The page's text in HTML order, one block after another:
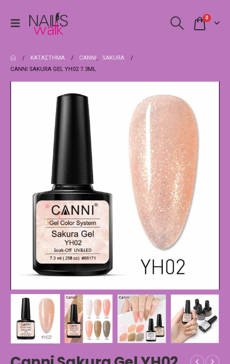
0
ΚΑΤΆΣΤΗΜΑ CANNI,
SAKURA
CANNI SAKURA GEL YH02 7.3ML